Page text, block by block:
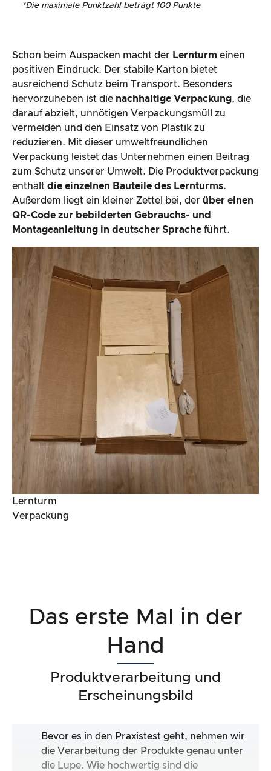
*Die maximale Punktzahl beträgt 100 Punkte
Schon beim Auspacken macht der Lernturm einen
positiven Eindruck. Der stabile Karton bietet
ausreichend Schutz beim Transport. Besonders
hervorzuheben ist die nachhaltige Verpackung, die
darauf abzielt, unnötigen Verpackungsmüll zu
vermeiden und den Einsatz von Plastik zu
reduzieren. Mit dieser umweltfreundlichen
Verpackung leistet das Unternehmen einen Beitrag
zum Schutz unserer Umwelt. Die Produktverpackung
enthält die einzelnen Bauteile des Lernturms.
Außerdem liegt ein kleiner Zettel bei, der über einen
QR-Code zur bebilderten Gebrauchs- und
Montageanleitung in deutscher Sprache führt.
Lernturm
Verpackung
Das erste Mal in der
Hand
Produktverarbeitung und
Erscheinungsbild
Bevor es in den Praxistest geht, nehmen wir
die Verarbeitung der Produkte genau unter
die Lupe. Wie hochwertig sind die